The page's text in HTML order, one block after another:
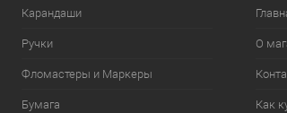
Карандаши
Ручки
Фломастеры и Маркеры
Бумага
О
Как